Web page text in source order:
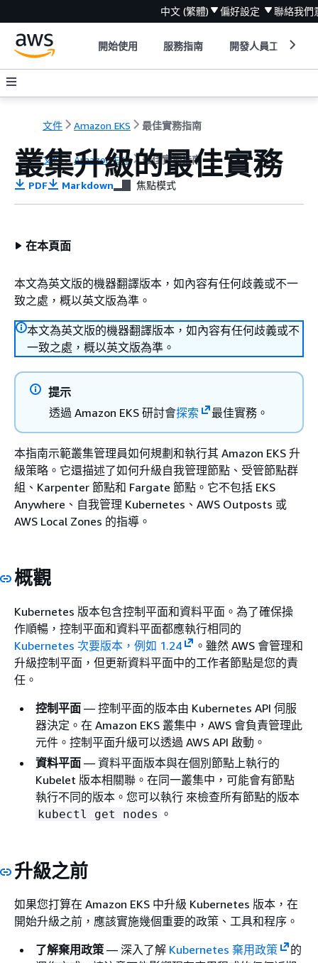
中文 (繁體) 偏好設定 聯絡我們
開始使用 服務指南 開發人員工具
文件 Amazon EKS 最佳實務指南
文件 Amazon EKS 最佳實務指南
叢集升級的最佳實務
PDF Markdown 焦點模式
在本頁面
本文為英文版的機器翻譯版本，如內容有任何歧義或不一
致之處，概以英文版為準。
本文為英文版的機器翻譯版本，如內容有任何歧義或不
一致之處，概以英文版為準。
提示
透過 Amazon EKS 研討會探索 最佳實務。
本指南示範叢集管理員如何規劃和執行其 Amazon EKS 升
級策略。它還描述了如何升級自我管理節點、受管節點群
組、Karpenter 節點和 Fargate 節點。它不包括 EKS
Anywhere、自我管理 Kubernetes、AWS Outposts 或
AWS Local Zones 的指導。
概觀
Kubernetes 版本包含控制平面和資料平面。為了確保操
作順暢，控制平面和資料平面都應執行相同的
Kubernetes 次要版本，例如 1.24
。雖然 AWS 會管理和
升級控制平面，但更新資料平面中的工作者節點是您的責
任。
控制平面 — 控制平面的版本由 Kubernetes API 伺服
器決定。在 Amazon EKS 叢集中，AWS 會負責管理此
元件。控制平面升級可以透過 AWS API 啟動。
資料平面 — 資料平面版本與在個別節點上執行的
Kubelet 版本相關聯。在同一叢集中，可能會有節點
執行不同的版本。您可以執行 來檢查所有節點的版本
kubectl get nodes 。
升級之前
如果您打算在 Amazon EKS 中升級 Kubernetes 版本，在
開始升級之前，應該實施幾個重要的政策、工具和程序。
了解棄用政策— 深入了解 Kubernetes 棄用政策
的